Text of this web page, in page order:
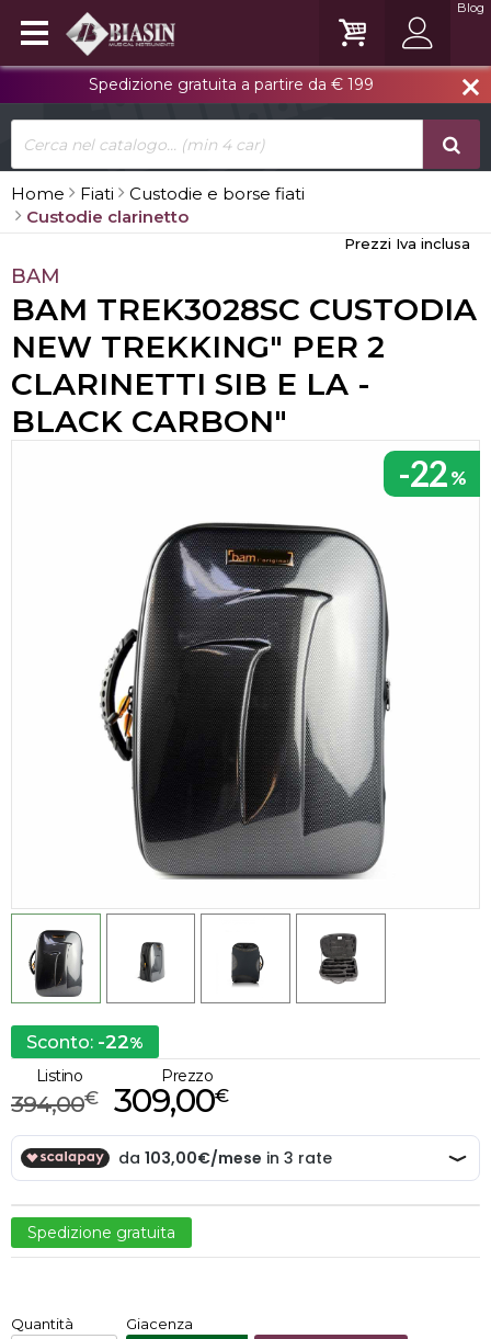
close
Spedizione gratuita a partire da € 199
Blog
Home Fiati
Custodie e borse fiati
Custodie clarinetto
Prezzi Iva inclusa
BAM
BAM TREK3028SC CUSTODIA
NEW TREKKING" PER 2
CLARINETTI SIB E LA -
BLACK CARBON"
-22%
Sconto: -22%
Listino
€
394,00
Prezzo
€
309,00
Spedizione gratuita
x1 Prezzo finale:€309,00
Quantità Giacenza